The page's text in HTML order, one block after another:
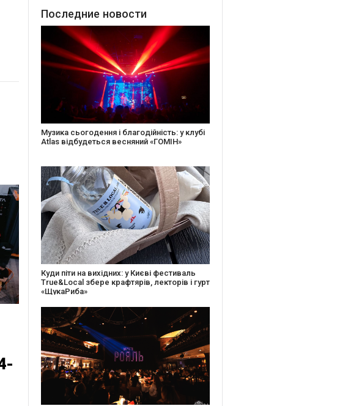
Последние новости
Створіть святкову листівку та допоможіть
стареньким: майстер-клас від БФ «Юлині
27 років музичної історії: Caribbean Club
відсвяткує День Народження серією
благодійних подій